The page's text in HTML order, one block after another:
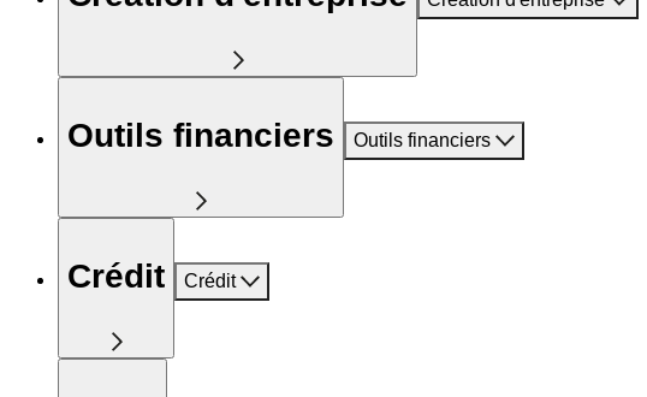
Outils financiers Outils financiers
Crédit Crédit